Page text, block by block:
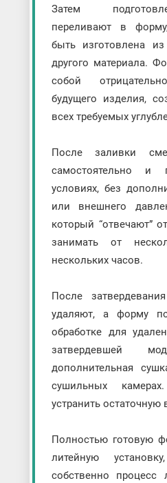
Затем
переливают в
быть изготовлена
другого материала.
собой
будущего изделия,
всех требуемых
После заливки
самостоятельно и
условиях, без
или внешнего
который “отвечают”
занимать от
нескольких часов.
После
удаляют, а форму
обработке для
затвердевшей
дополнительная
сушильных
устранить остаточную
Полностью готовую
литейную
собственно